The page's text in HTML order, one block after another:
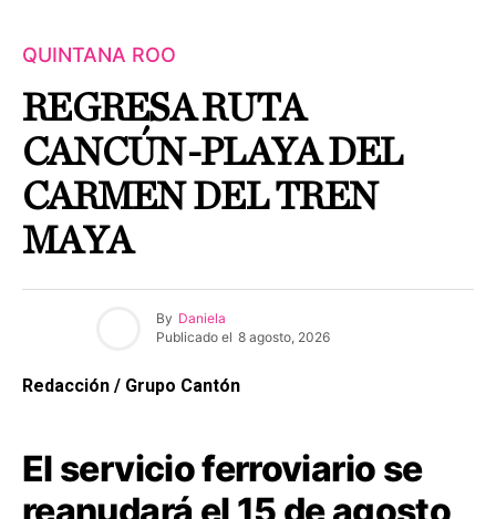
QUINTANA ROO
REGRESA RUTA
CANCÚN-PLAYA DEL
CARMEN DEL TREN
MAYA
By Daniela
Publicado el 8 agosto, 2026
Redacción / Grupo Cantón
El servicio ferroviario se
reanudará el 15 de agosto